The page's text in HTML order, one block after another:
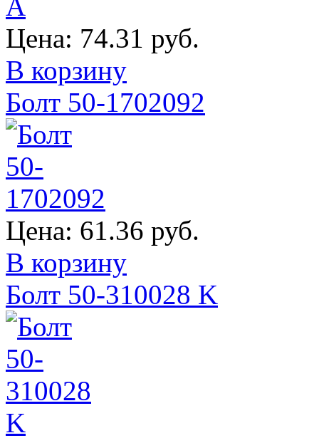
Цена: 74.31 руб.
В корзину
Болт 50-1702092
Цена: 61.36 руб.
В корзину
Болт 50-310028 K